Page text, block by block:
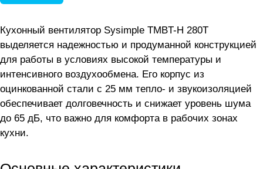
Кухонный вентилятор Sysimple TMBT-H 280T
выделяется надежностью и продуманной конструкцией
для работы в условиях высокой температуры и
интенсивного воздухообмена. Его корпус из
оцинкованной стали с 25 мм тепло- и звукоизоляцией
обеспечивает долговечность и снижает уровень шума
до 65 дБ, что важно для комфорта в рабочих зонах
кухни.